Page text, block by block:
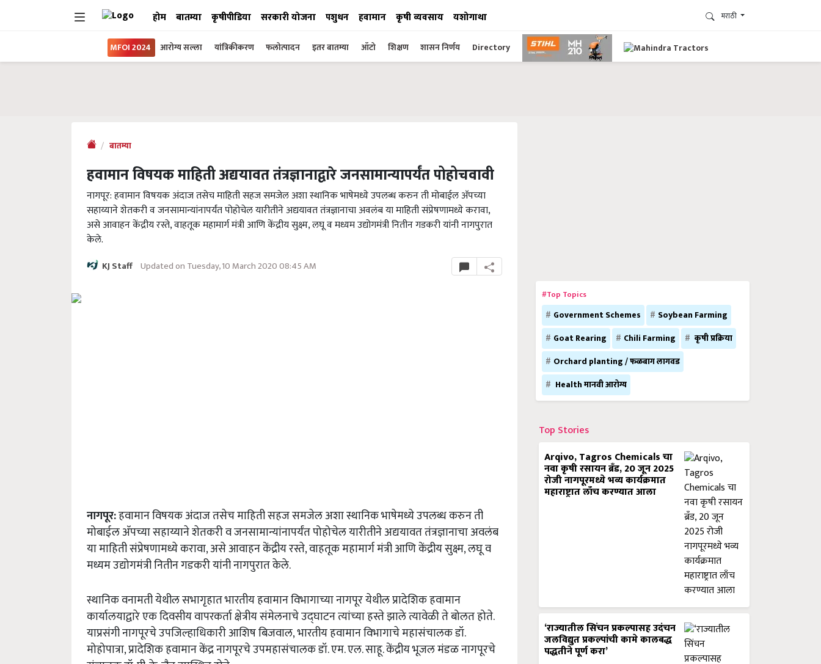
होम बातम्या कृषीपीडिया सरकारी योजना पशुधन हवामान कृषी व्यवसाय यशोगाथा मराठी
MFOI 2024 आरोग्य सल्ला यांत्रिकीकरण फलोत्पादन इतर बातम्या ऑटो शिक्षण शासन निर्णय Directory
बातम्या
हवामान विषयक माहिती अद्ययावत तंत्रज्ञानाद्वारे जनसामान्यापर्यंत पोहोचवावी
नागपूर: हवामान विषयक अंदाज तसेच माहिती सहज समजेल अशा स्थानिक भाषेमध्ये उपलब्ध करुन ती मोबाईल अ‍ॅपच्या
सहाय्याने शेतकरी व जनसामान्यांनापर्यंत पोहोचेल यारीतीने अद्ययावत तंत्रज्ञानाचा अवलंब या माहिती संप्रेषणामध्ये करावा,
असे आवाहन केंद्रीय रस्ते, वाहतूक महामार्ग मंत्री आणि केंद्रीय सुक्ष्म, लघू व मध्यम उद्योगमंत्री नितीन गडकरी यांनी नागपुरात
केले.
KJ Staff Updated on Tuesday, 10 March 2020 08:45 AM
नागपूर:हवामान विषयक अंदाज तसेच माहिती सहज समजेल अशा स्थानिक भाषेमध्ये उपलब्ध करुन ती
मोबाईल अ‍ॅपच्या सहाय्याने शेतकरी व जनसामान्यांनापर्यंत पोहोचेल यारीतीने अद्ययावत तंत्रज्ञानाचा अवलंब
या माहिती संप्रेषणामध्ये करावा, असे आवाहन केंद्रीय रस्ते, वाहतूक महामार्ग मंत्री आणि केंद्रीय सुक्ष्म, लघू व
मध्यम उद्योगमंत्री नितीन गडकरी यांनी नागपुरात केले.
स्थानिक वनामती येथील सभागृहात भारतीय हवामान विभागाच्या नागपूर येथील प्रादेशिक हवामान
कार्यालयाद्वारे एक दिवसीय वापरकर्ता क्षेत्रीय संमेलनाचे उद्घाटन त्यांच्या हस्ते झाले त्यावेळी ते बोलत होते.
याप्रसंगी नागपूरचे उपजिल्हाधिकारी आशिष बिजवाल, भारतीय हवामान विभागाचे महासंचालक डॉ.
मोहोपात्रा, प्रादेशिक हवामान केंद्र नागपूरचे उपमहासंचालक डॉ. एम. एल. साहू. केंद्रीय भूजल मंडळ नागपूरचे
#Top Topics
Government Schemes
Soybean Farming
Goat Rearing
Chili Farming
कृषी प्रक्रिया
Orchard planting / फळबाग लागवड
Health मानवी आरोग्य
Top Stories
Arqivo, Tagros Chemicals चा
नवा कृषी रसायन ब्रँड, 20 जून 2025
रोजी नागपूरमध्ये भव्य कार्यक्रमात
महाराष्ट्रात लाँच करण्यात आला
‘राज्यातील सिंचन प्रकल्पासह उदंचन
जलविद्युत प्रकल्पांची कामे कालबद्ध
पद्धतीने पूर्ण करा’